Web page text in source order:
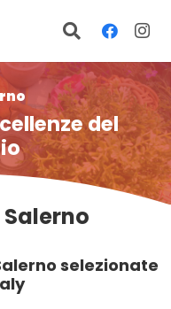
del
Salerno
selezionate